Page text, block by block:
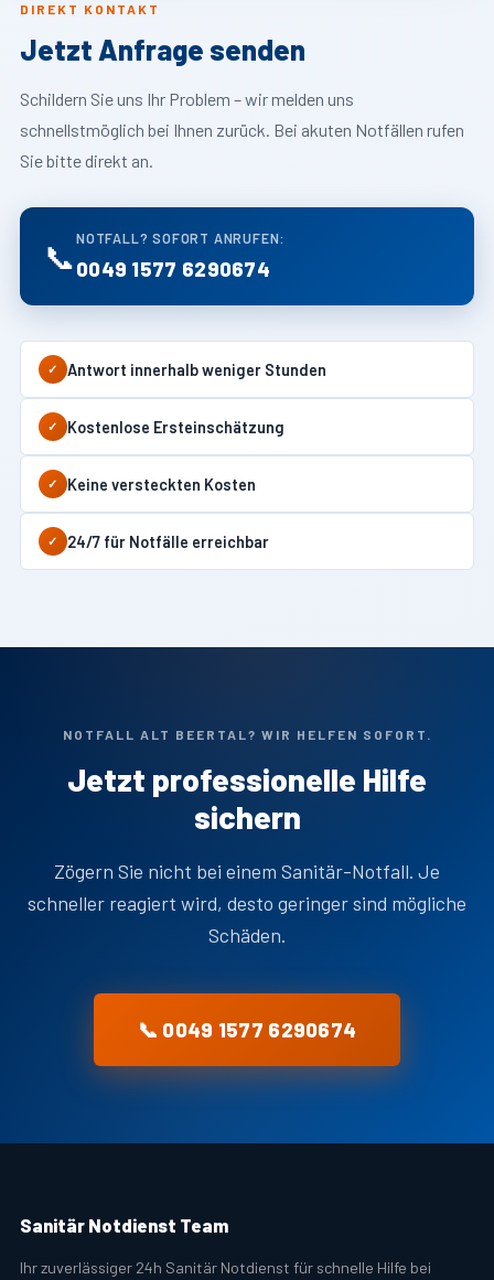
DIREKT KONTAKT
Jetzt Anfrage senden
Schildern Sie uns Ihr Problem – wir melden uns
schnellstmöglich bei Ihnen zurück. Bei akuten Notfällen rufen
Sie bitte direkt an.
📞 NOTFALL? SOFORT ANRUFEN:
0049 1577 6290674
✓ Antwort innerhalb weniger Stunden
✓ Kostenlose Ersteinschätzung
✓ Keine versteckten Kosten
✓ 24/7 für Notfälle erreichbar
NOTFALL ALT BEERTAL? WIR HELFEN SOFORT.
Jetzt professionelle Hilfe
sichern
Zögern Sie nicht bei einem Sanitär-Notfall. Je
schneller reagiert wird, desto geringer sind mögliche
Schäden.
📞 0049 1577 6290674
Sanitär Notdienst Team
Ihr zuverlässiger 24h Sanitär Notdienst für schnelle Hilfe bei